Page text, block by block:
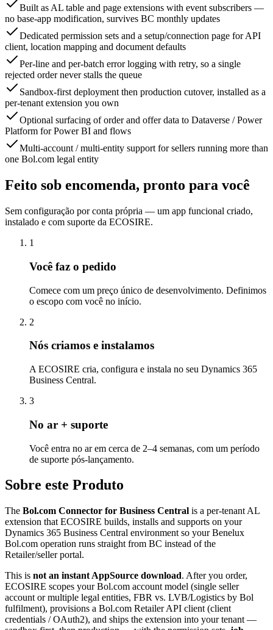
Built as AL table and page extensions with event subscribers —
no base-app modification, survives BC monthly updates
Dedicated permission sets and a setup/connection page for API
client, location mapping and document defaults
Per-line and per-batch error logging with retry, so a single
rejected order never stalls the queue
Sandbox-first deployment then production cutover, installed as a
per-tenant extension you own
Optional surfacing of order and offer data to Dataverse / Power
Platform for Power BI and flows
Multi-account / multi-entity support for sellers running more than
one Bol.com legal entity
Feito sob encomenda, pronto para você
Sem configuração por conta própria — um app funcional criado,
instalado e com suporte da ECOSIRE.
1
Você faz o pedido
Comece com um preço único de desenvolvimento. Definimos
o escopo com você no início.
2
Nós criamos e instalamos
A ECOSIRE cria, configura e instala no seu Dynamics 365
Business Central.
3
No ar + suporte
Você entra no ar em cerca de 2–4 semanas, com um período
de suporte pós-lançamento.
Sobre este Produto
The Bol.com Connector for Business Central is a per-tenant AL
extension that ECOSIRE builds, installs and supports on your
Dynamics 365 Business Central environment so your Benelux
Bol.com operation runs straight from BC instead of the
Retailer/seller portal.
This is not an instant AppSource download. After you order,
ECOSIRE scopes your Bol.com account model (single seller
account or multiple legal entities, FBR vs. LVB/Logistics by Bol
fulfilment), provisions a Bol.com Retailer API client (client
credentials / OAuth2), and ships the extension into your tenant —